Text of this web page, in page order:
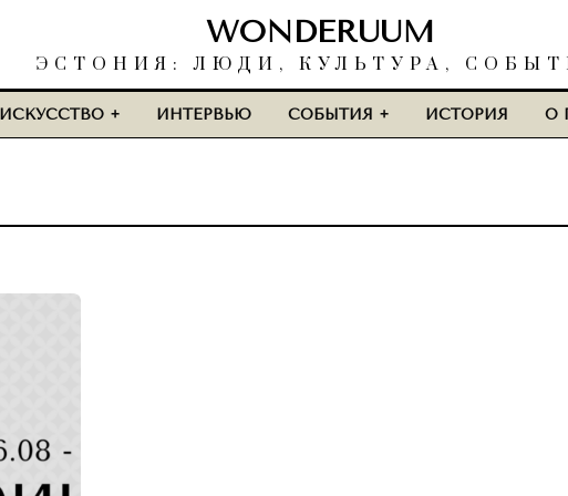
WONDERUUM
ЭСТОНИЯ: ЛЮДИ, КУЛЬТУРА,
ИСКУССТВО ИНТЕРВЬЮ СОБЫТИЯ ИСТОРИЯ О